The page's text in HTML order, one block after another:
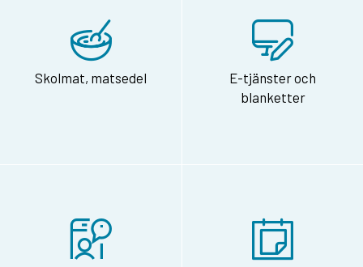
Skolmat, matsedel
E-tjänster och
blanketter